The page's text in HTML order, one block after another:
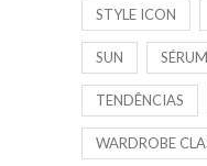
STYLE ICON
SUN SÉRUM
TENDÊNCIAS
WARDROBE